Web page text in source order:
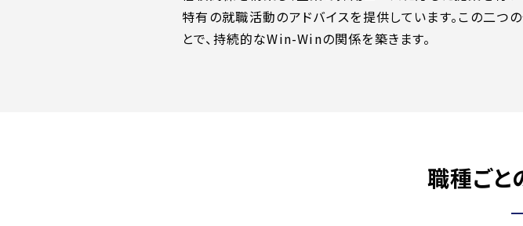
特有の就職活動のアドバイスを提供しています。この二つ
とで、持続的なWin-Winの関係を築きます。
職種ごと